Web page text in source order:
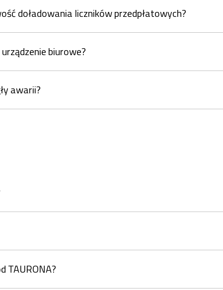
doładowania liczników przedpłatowych?
biurowe?
awarii?
TAURONA?